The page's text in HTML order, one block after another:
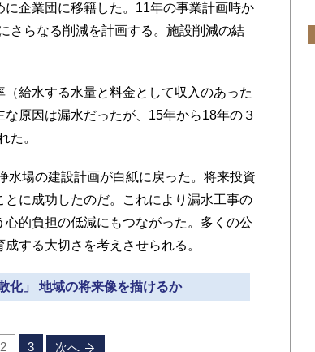
企業団に移籍した。11年の事業計画時か
さらなる削減を計画する。施設削減の結
給水する水量と料金として収入のあった
原因は漏水だったが、15年から18年の３
た。
場の建設計画が白紙に戻った。将来投資
に成功したのだ。これにより漏水工事の
的負担の低減にもつながった。多くの公
する大切さを考えさせられる。
化」 地域の将来像を描けるか
2 3 次へ